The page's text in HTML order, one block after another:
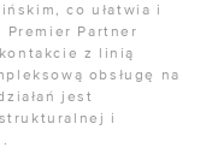
co ułatwia i
Premier Partner
z linią
obsługę na
jest
i